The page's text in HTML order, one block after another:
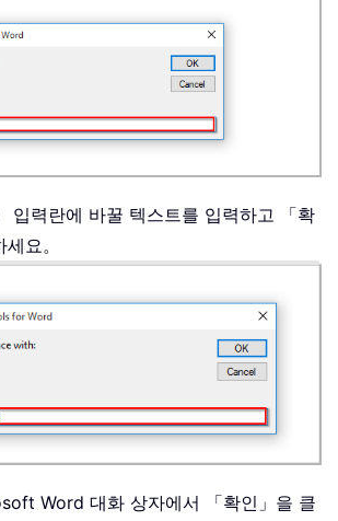
MatchWildcards
MatchSoundsLike
MatchAllWordForms
End With
Selection
.Find.Execute
ActiveDocument
.Save
Next
Application
.ScreenUpdating =
"Operation end, please
Sub
입력란에 바꿀 텍스트를 입력하고 「확
요。
Word 대화 상자에서 「확인」을 클